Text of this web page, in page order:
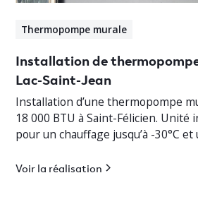
Thermopompe murale
Installation de
Lac-Saint-Jean
Installation d’une thermopompe
18 000 BTU à Saint-Félicien. Unité
pour un chauffage jusqu’à -30°C
Voir la réalisation